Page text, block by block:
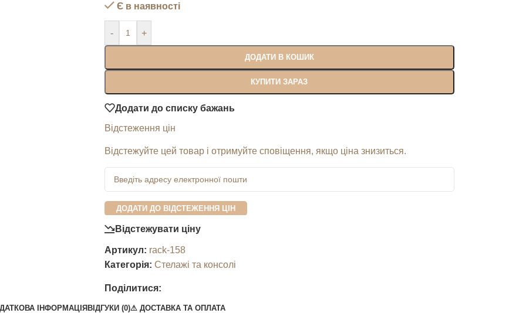
Є в наявності
- +
ДОДАТИ В КОШИК
КУПИТИ ЗАРАЗ
Додати до списку бажань
Відстеження цін
Відстежуйте цей товар і отримуйте сповіщення, якщо ціна знизиться.
ДОДАТИ ДО ВІДСТЕЖЕННЯ ЦІН
Відстежувати ціну
Артикул: rack-158
Категорія: Стелажі та консолі
Поділитися:
ІНФОРМАЦІЯВІДГУКИ (0)⚠︎ ДОСТАВКА ТА ОПЛАТА